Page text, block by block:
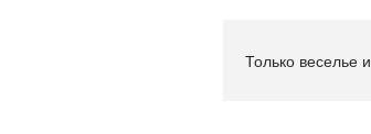
Только веселье